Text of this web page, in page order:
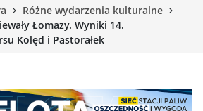
Różne wydarzenia kulturalne
Łomazy. Wyniki 14.
Kolęd i Pastorałek